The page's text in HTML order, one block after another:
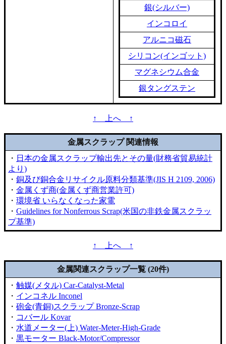
銀(シルバー)
インコロイ
アルニコ磁石
シリコン(インゴット)
マグネシウム合金
銀タングステン
↑ 上へ ↑
金属スクラップ 関連情報
・ 日本の金属スクラップ輸出先とその量(財務省貿易統計
より)
・ 銅及び銅合金リサイクル原料分類基準(JIS H 2109, 2006)
・ 金属くず商(金属くず商営業許可)
・ 環境省 いらなくなった家電
・ Guidelines for Nonferrous Scrap(米国の非鉄金属スクラッ
プ基準)
↑ 上へ ↑
金属関連スクラップ一覧 (20件)
・ 触媒(メタル) Car-Catalyst-Metal
・ インコネル Inconel
・ 砲金(青銅)スクラップ Bronze-Scrap
・ コバール Kovar
・ 水道メーター(上) Water-Meter-High-Grade
・ 黒モーター Black-Motor/Compressor